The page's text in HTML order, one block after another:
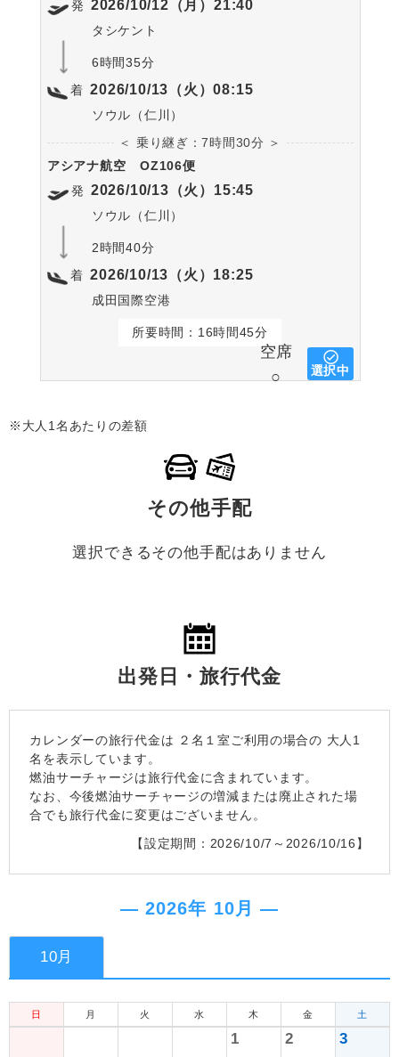
発 2026/10/12（月）21:40
タシケント
6時間35分
着 2026/10/13（火）08:15
ソウル（仁川）
＜ 乗り継ぎ：7時間30分 ＞
アシアナ航空
OZ106便
発 2026/10/13（火）15:45
ソウル（仁川）
2時間40分
着 2026/10/13（火）18:25
成田国際空港
所要時間：16時間45分
空席
○
選択中
※大人1名あたりの差額
その他手配
選択できるその他手配はありません
出発日・旅行代金
カレンダーの旅行代金は ２名１室 ご利用の場合の 大人1
名を表示しています。
燃油サーチャージは旅行代金に含まれています。
なお、今後燃油サーチャージの増減または廃止された場
合でも旅行代金に変更はございません。
【設定期間：2026/10/7～2026/10/16】
― 2026年 10月 ―
10月
日 月 火 水 木 金 土
1 2 3